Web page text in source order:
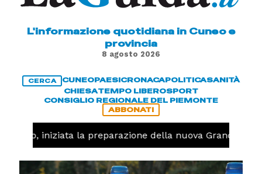
L'informazione quotidiana in Cuneo e
provincia
8 agosto 2026
CERCA CUNEOPAESICRONACAPOLITICASANITÀ
CHIESATEMPO LIBEROSPORT
CONSIGLIO REGIONALE DEL PIEMONTE
ABBONATI
iniziata la preparazione della nuova Granda Volley